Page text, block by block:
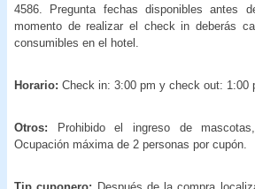
4586. Pregunta fechas disponibles antes
momento de realizar el check in deberás
consumibles en el hotel.
Horario: Check in: 3:00 pm y check out: 1:00
Otros:
Prohibido el ingreso de
Ocupación máxima de 2 personas por cupón.